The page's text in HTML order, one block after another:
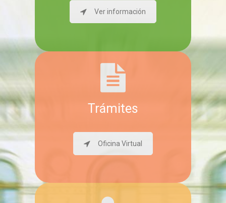
Ver información
Trámites
Oficina Virtual